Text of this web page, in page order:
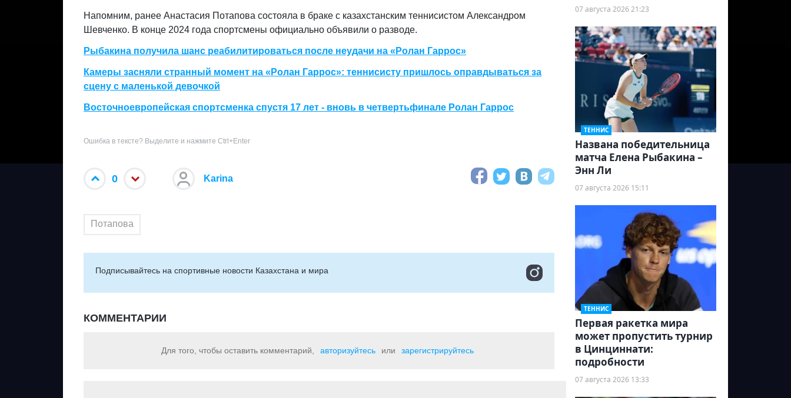
Напомним, ранее Анастасия Потапова состояла в браке с казахстанским теннисистом Александром
Шевченко. В конце 2024 года спортсмены официально объявили о разводе.
Рыбакина получила шанс реабилитироваться после неудачи на «Ролан Гаррос»
Камеры засняли странный момент на «Ролан Гаррос»: теннисисту пришлось оправдываться за
сцену с маленькой девочкой
Восточноевропейская спортсменка спустя 17 лет - вновь в четвертьфинале Ролан Гаррос
Ошибка в тексте? Выделите и нажмите Ctrl+Enter
0 Karina
Потапова
Подписывайтесь на cпортивные новости Казахстана и мира
КОММЕНТАРИИ
Для того, чтобы оставить комментарий, авторизуйтесь или зарегистрируйтесь
07 августа 2026 21:23
ТЕННИС
Названа победительница
матча Елена Рыбакина –
Энн Ли
07 августа 2026 15:11
ТЕННИС
Первая ракетка мира
может пропустить турнир
в Цинциннати:
подробности
07 августа 2026 13:33